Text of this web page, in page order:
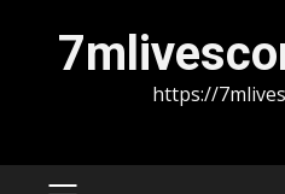
https://